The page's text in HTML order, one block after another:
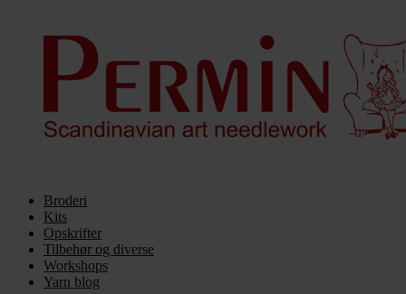
Broderi
Kits
Opskrifter
Tilbehør og diverse
Workshops
Yarn blog